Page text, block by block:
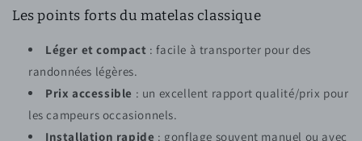
Les points forts du matelas classique
Léger et compact : facile à transporter pour des
randonnées légères.
Prix accessible : un excellent rapport qualité/prix pour
les campeurs occasionnels.
Installation rapide : gonflage souvent manuel ou avec